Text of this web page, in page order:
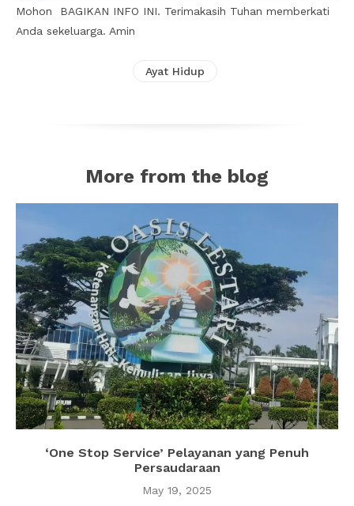
Mohon BAGIKAN INFO INI. Terimakasih Tuhan memberkati
Anda sekeluarga. Amin
Ayat Hidup
More from the blog
‘One Stop Service’ Pelayanan yang Penuh
Persaudaraan
May 19, 2025